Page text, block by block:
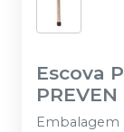
Escova
PREVEN
Embalagem